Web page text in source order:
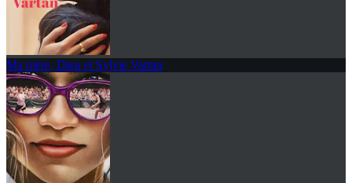
Ma mère, Dieu et Sylvie Vartan